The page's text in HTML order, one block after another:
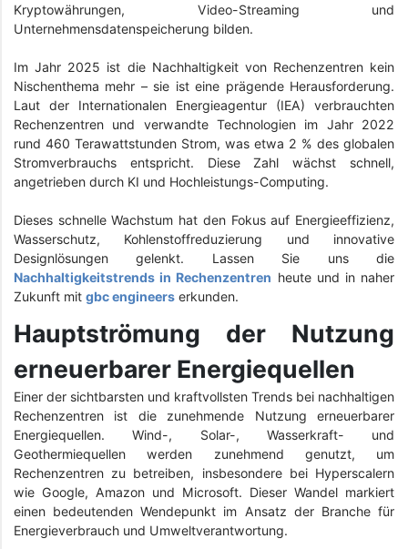
Kryptowährungen, Video-Streaming und
Unternehmensdatenspeicherung bilden.
Im Jahr 2025 ist die Nachhaltigkeit von Rechenzentren kein
Nischenthema mehr – sie ist eine prägende Herausforderung.
Laut der Internationalen Energieagentur (IEA) verbrauchten
Rechenzentren und verwandte Technologien im Jahr 2022
rund 460 Terawattstunden Strom, was etwa 2 % des globalen
Stromverbrauchs entspricht. Diese Zahl wächst schnell,
angetrieben durch KI und Hochleistungs-Computing.
Dieses schnelle Wachstum hat den Fokus auf Energieeffizienz,
Wasserschutz, Kohlenstoffreduzierung und innovative
Designlösungen gelenkt. Lassen Sie uns die
Nachhaltigkeitstrends in Rechenzentren heute und in naher
Zukunft mit gbc engineers erkunden.
Hauptströmung der Nutzung
erneuerbarer Energiequellen
Einer der sichtbarsten und kraftvollsten Trends bei nachhaltigen
Rechenzentren ist die zunehmende Nutzung erneuerbarer
Energiequellen. Wind-, Solar-, Wasserkraft- und
Geothermiequellen werden zunehmend genutzt, um
Rechenzentren zu betreiben, insbesondere bei Hyperscalern
wie Google, Amazon und Microsoft. Dieser Wandel markiert
einen bedeutenden Wendepunkt im Ansatz der Branche für
Energieverbrauch und Umweltverantwortung.